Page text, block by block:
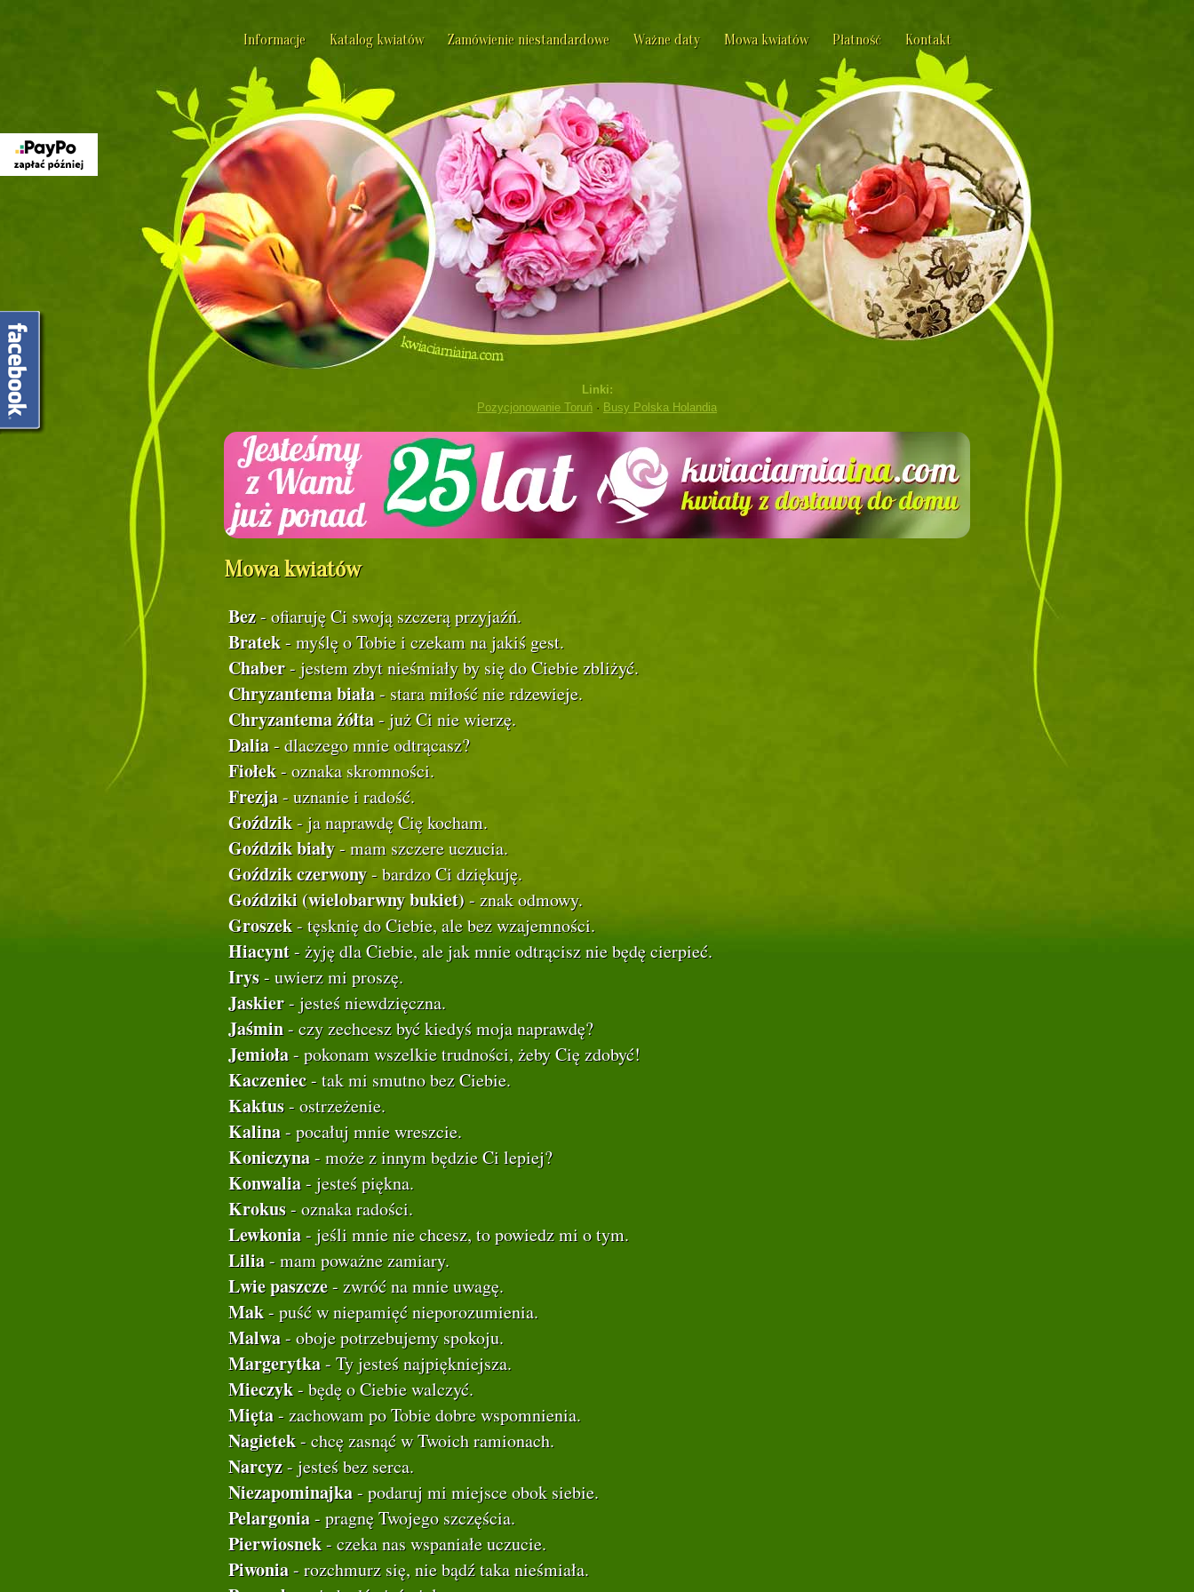
Informacje Katalog kwiatów Zamówienie niestandardowe Ważne daty Mowa kwiatów Płatność Kontakt
Linki:
Pozycjonowanie Toruń · Busy Polska Holandia
Mowa kwiatów
Bez- ofiaruję Ci swoją szczerą przyjaźń.
Bratek- myślę o Tobie i czekam na jakiś gest.
Chaber- jestem zbyt nieśmiały by się do Ciebie zbliżyć.
Chryzantema biała- stara miłość nie rdzewieje.
Chryzantema żółta- już Ci nie wierzę.
Dalia- dlaczego mnie odtrącasz?
Fiołek- oznaka skromności.
Frezja- uznanie i radość.
Goździk- ja naprawdę Cię kocham.
Goździk biały- mam szczere uczucia.
Goździk czerwony- bardzo Ci dziękuję.
Goździki (wielobarwny bukiet)- znak odmowy.
Groszek- tęsknię do Ciebie, ale bez wzajemności.
Hiacynt- żyję dla Ciebie, ale jak mnie odtrącisz nie będę cierpieć.
Irys- uwierz mi proszę.
Jaskier- jesteś niewdzięczna.
Jaśmin- czy zechcesz być kiedyś moja naprawdę?
Jemioła- pokonam wszelkie trudności, żeby Cię zdobyć!
Kaczeniec- tak mi smutno bez Ciebie.
Kaktus- ostrzeżenie.
Kalina- pocałuj mnie wreszcie.
Koniczyna- może z innym będzie Ci lepiej?
Konwalia- jesteś piękna.
Krokus- oznaka radości.
Lewkonia- jeśli mnie nie chcesz, to powiedz mi o tym.
Lilia- mam poważne zamiary.
Lwie paszcze- zwróć na mnie uwagę.
Mak- puść w niepamięć nieporozumienia.
Malwa- oboje potrzebujemy spokoju.
Margerytka- Ty jesteś najpiękniejsza.
Mieczyk- będę o Ciebie walczyć.
Mięta- zachowam po Tobie dobre wspomnienia.
Nagietek- chcę zasnąć w Twoich ramionach.
Narcyz- jesteś bez serca.
Niezapominajka- podaruj mi miejsce obok siebie.
Pelargonia- pragnę Twojego szczęścia.
Pierwiosnek- czeka nas wspaniałe uczucie.
Piwonia- rozchmurz się, nie bądź taka nieśmiała.